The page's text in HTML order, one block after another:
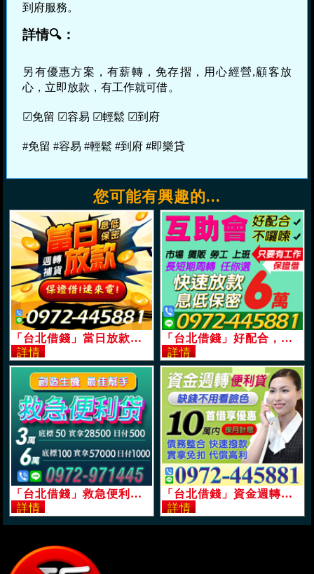
到府服務。
詳情🔍：
另有優惠方案，有薪轉，免存摺，用心經營,顧客放
心，立即放款，有工作就可借。
☑免留 ☑容易 ☑輕鬆 ☑到府
#免留 #容易 #輕鬆 #到府 #即樂貸
您可能有興趣的...
「台北借錢」當日放款，保證借速來電，息低保密，週轉補貨「即樂貸」 「台北借錢」好配合，互助會，長短期週轉，任您選擇，6萬內，息低保密快速放款「即樂貸」
「台北借錢」救急便利貸，創造生機，最佳幫手「即樂貸」 「台北借錢」資金週轉便利貸，缺錢不用看本色，10萬內，首借享優惠按月計息，實拿免扣代償高利「即樂貸」